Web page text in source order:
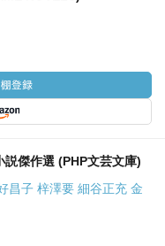
傑作選 (PHP文芸文庫)
昌子 梓澤要 細谷正充 金